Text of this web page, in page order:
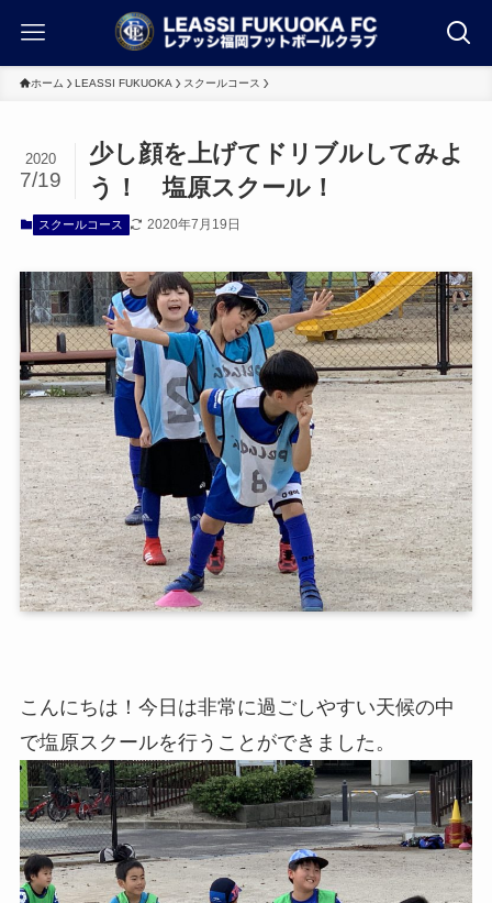
ホーム LEASSI FUKUOKA スクールコース
少し顔を上げてドリブルしてみよ
う！ 塩原スクール！
2020
7/19
スクールコース 2020年7月19日
こんにちは！今日は非常に過ごしやすい天候の中
で塩原スクールを行うことができました。